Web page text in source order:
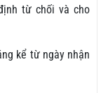
từ chối và cho
kể từ ngày nhận